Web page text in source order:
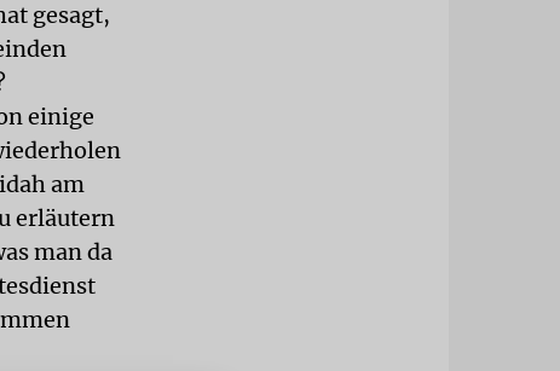
gesagt,
einige
am
erläutern
man da